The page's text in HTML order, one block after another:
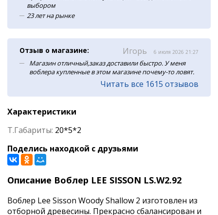
выбором
23 лет на рынке
Отзыв о магазине: Игорь 6 июля 2026 21:27
Магазин отличный,заказ доставили быстро. У меня
воблера купленные в этом магазине почему-то ловят.
Читать все 1615 отзывов
Характеристики
Т.Габариты: 20*5*2
Поделись находкой с друзьями
Описание Воблер LEE SISSON LS.W2.92
Воблер Lee Sisson Woody Shallow 2 изготовлен из
отборной древесины. Прекрасно сбалансирован и